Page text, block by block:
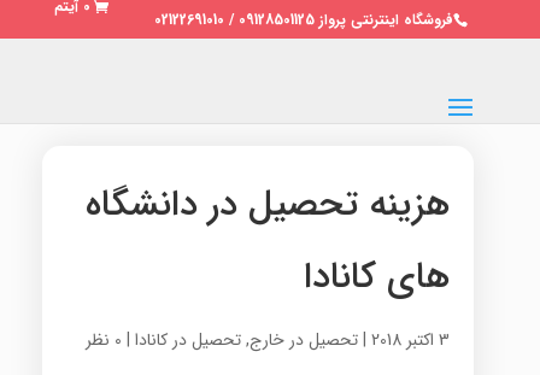
فروشگاه اینترنتی پرواز 09128501125 / 02122691010
0 آیتم
هزینه تحصیل در دانشگاه
های کانادا
3 اکتبر 2018 |تحصیل در خارج,تحصیل در کانادا| 0 نظر